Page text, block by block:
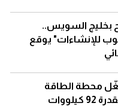
بخليج السويس..
للإنشاءات" يوقع
محطة الطاقة